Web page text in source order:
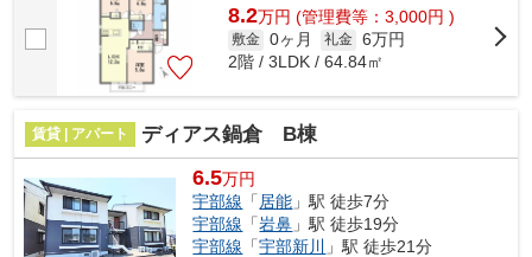
8.2万円 (管理費等：3,000円 )
敷金 0ヶ月 礼金 6万円
2階 / 3LDK / 64.84㎡
賃貸 | アパート ディアス鍋倉 B棟
6.5万円
宇部線 「 居能 」駅 徒歩7分
宇部線 「岩鼻 」駅 徒歩19分
宇部線 「宇部新川
」駅 徒歩21分